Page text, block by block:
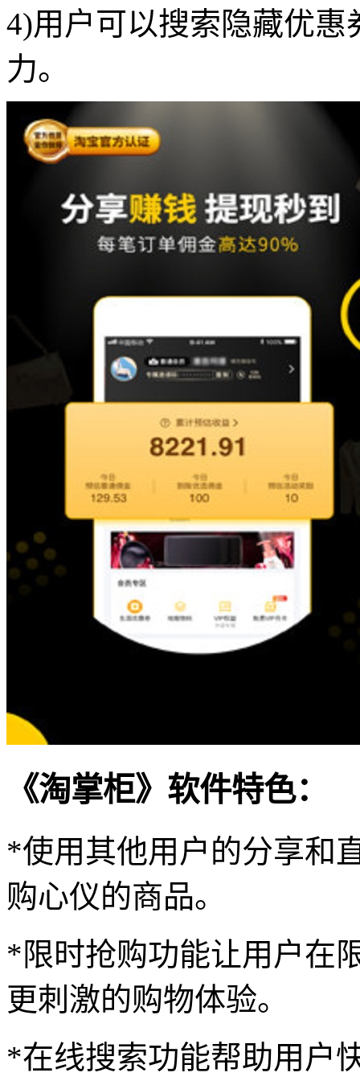
4)用户可以搜索隐藏优
力。
《淘掌柜》软件特色：
*使用其他用户的分享和
购心仪的商品。
*限时抢购功能让用户在
更刺激的购物体验。
*在线搜索功能帮助用户